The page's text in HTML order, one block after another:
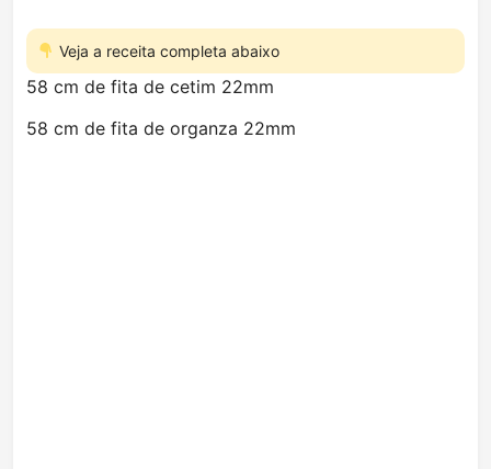
Veja a receita completa abaixo
58 cm de fita de cetim 22mm
58 cm de fita de organza 22mm